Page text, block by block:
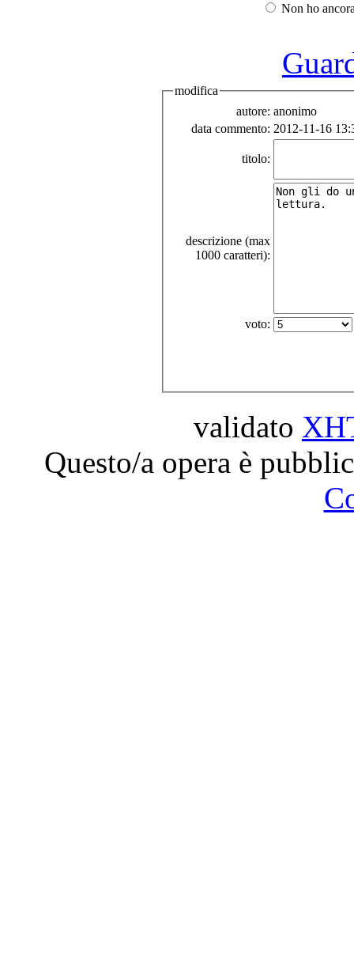
Non ho
modifica
autore: anonimo
data commento: 2012-11-16
titolo:
descrizione (max
1000 caratteri):
voto:
validato
Questo/a opera è